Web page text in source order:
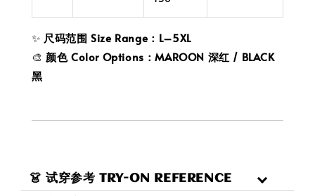
✨ 尺码范围 Size Range：L–5XL
🎨颜色 Color Options：MAROON 深红 / BLACK
黑
👗 试穿参考 TRY-ON REFERENCE